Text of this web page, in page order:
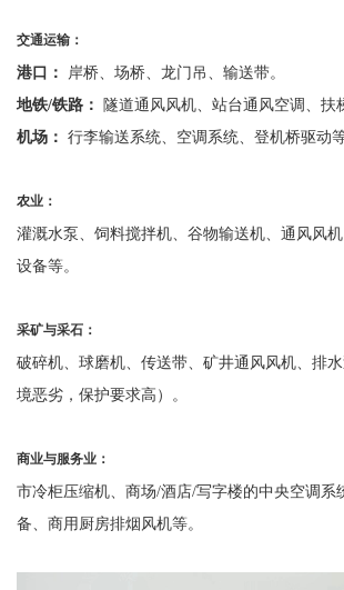
交通运输：
港口：
岸桥、场桥、龙门吊、输送带。
地铁/铁路：
隧道通风风机、站台通风空调、扶
机场： 行李输送系统、空调系统、登机桥驱动等
农业：
灌溉水泵、饲料搅拌机、谷物输送机、通风风
设备等。
采矿与采石：
破碎机、球磨机、传送带、矿井通风风机、排
境恶劣，保护要求高）。
商业与服务业：
市冷柜压缩机、商场/酒店/写字楼的中央空调系
备、商用厨房排烟风机等。